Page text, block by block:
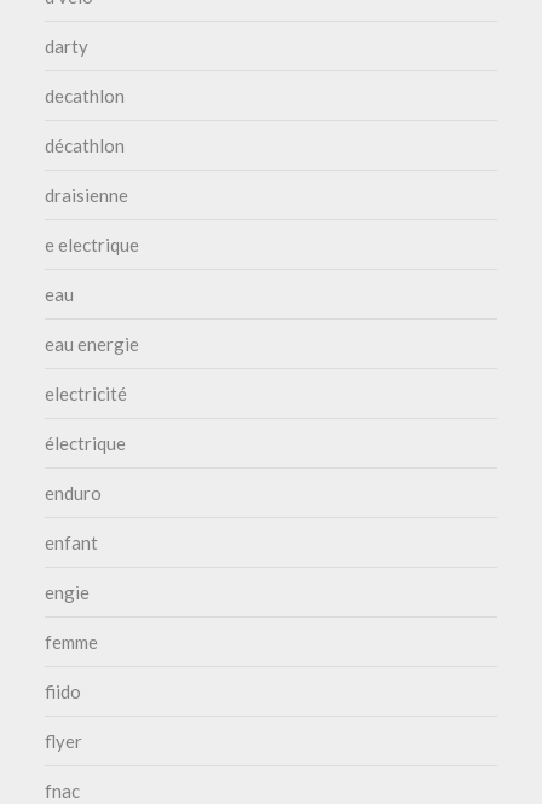
darty
decathlon
décathlon
draisienne
e electrique
eau
eau energie
electricité
électrique
enduro
enfant
engie
femme
fiido
flyer
fnac